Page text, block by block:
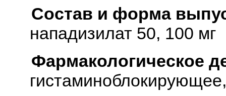
Состав и форма
нападизилат 50, 100 мг
Фармакологическое